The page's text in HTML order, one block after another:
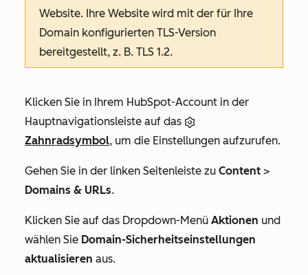
Website. Ihre Website wird mit der für Ihre
Domain konfigurierten TLS-Version
bereitgestellt, z. B. TLS 1.2.
Klicken Sie in Ihrem HubSpot-Account in der
Hauptnavigationsleiste auf das
Zahnradsymbol, um die Einstellungen aufzurufen.
Gehen Sie in der linken Seitenleiste zu Content >
Domains & URLs.
Klicken Sie auf das Dropdown-Menü Aktionen und
wählen Sie Domain-Sicherheitseinstellungen
aktualisieren aus.